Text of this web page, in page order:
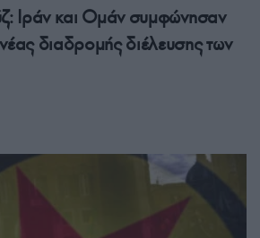
Ιράν και Ομάν συμφώνησαν
διαδρομής διέλευσης των